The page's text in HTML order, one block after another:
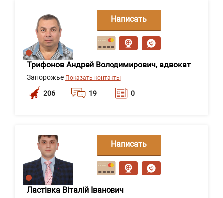
Трифонов Андрей Володимирович, адвокат
Запорожье Показать контакты
206 19 0
Написать
сообщение
Ластівка Віталій Іванович
Написать
сообщение